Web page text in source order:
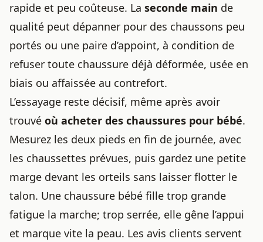
rapide et peu coûteuse. La seconde main de
qualité peut dépanner pour des chaussons peu
portés ou une paire d’appoint, à condition de
refuser toute chaussure déjà déformée, usée en
biais ou affaissée au contrefort.
L’essayage reste décisif, même après avoir
trouvé où acheter des chaussures pour bébé.
Mesurez les deux pieds en fin de journée, avec
les chaussettes prévues, puis gardez une petite
marge devant les orteils sans laisser flotter le
talon. Une chaussure bébé fille trop grande
fatigue la marche; trop serrée, elle gêne l’appui
et marque vite la peau. Les avis clients servent